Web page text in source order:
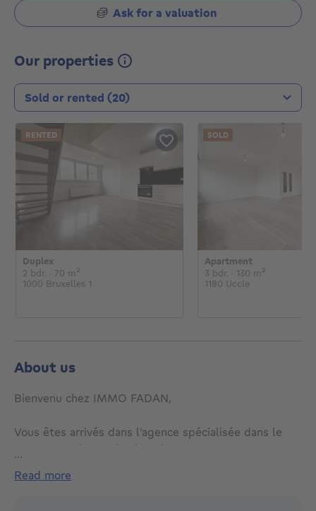
Ask for a valuation
Our properties
Transaction type
Duplex
2 bdr. 2 bedrooms
· 70 m²
1000 Bruxelles 1
RENTED
Apartment
€
3 bdr. 3 bedrooms
· 130 m²
1180 Uccle
SOLD
About us
Bienvenu chez IMMO FADAN,
Vous êtes arrivés dans l’agence spécialisée dans le
courtage et la gestion locative.
dépourvue d’expérience, est dirigée par Jérémie
...
read more